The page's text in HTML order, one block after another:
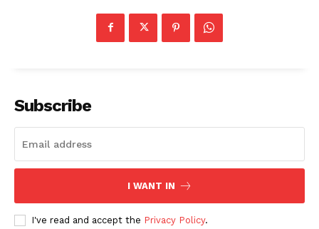
Subscribe
I WANT IN
I've read and accept the Privacy Policy.